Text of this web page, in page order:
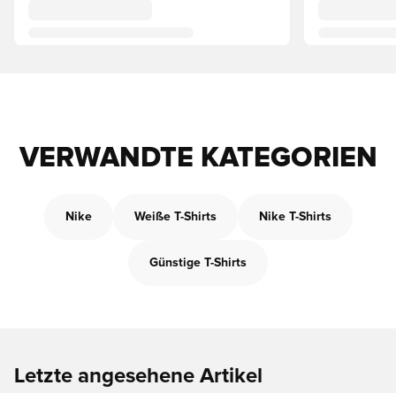
VERWANDTE KATEGORIEN
Nike Weiße T-Shirts Nike T-Shirts
Günstige T-Shirts
Letzte angesehene Artikel